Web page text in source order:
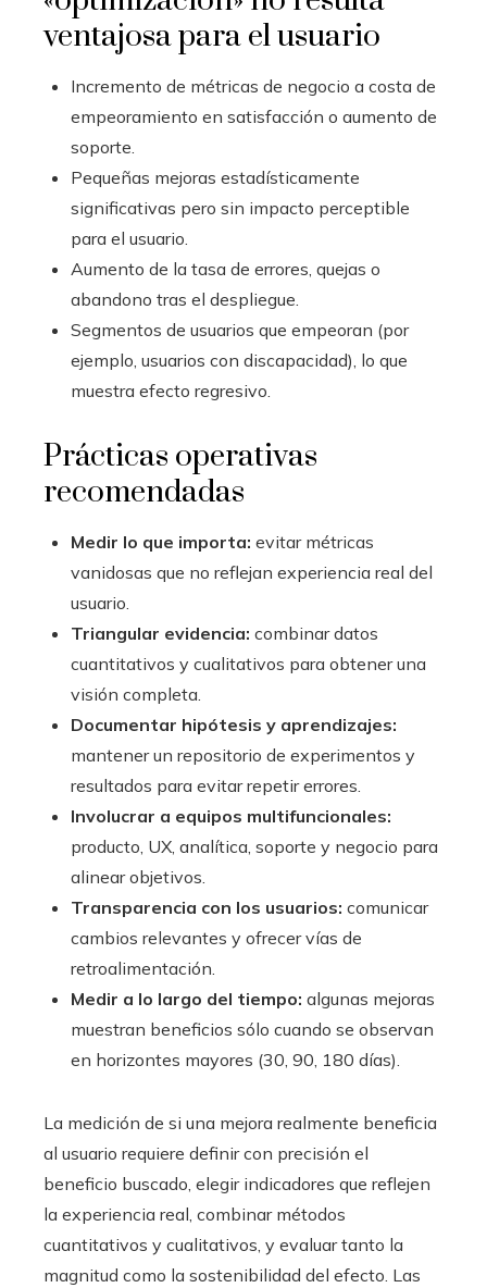
ventajosa para el usuario
Incremento de métricas de negocio a costa de
empeoramiento en satisfacción o aumento de
soporte.
Pequeñas mejoras estadísticamente
significativas pero sin impacto perceptible
para el usuario.
Aumento de la tasa de errores, quejas o
abandono tras el despliegue.
Segmentos de usuarios que empeoran (por
ejemplo, usuarios con discapacidad), lo que
muestra efecto regresivo.
Prácticas operativas
recomendadas
Medir lo que importa: evitar métricas
vanidosas que no reflejan experiencia real del
usuario.
Triangular evidencia: combinar datos
cuantitativos y cualitativos para obtener una
visión completa.
Documentar hipótesis y aprendizajes:
mantener un repositorio de experimentos y
resultados para evitar repetir errores.
Involucrar a equipos multifuncionales:
producto, UX, analítica, soporte y negocio para
alinear objetivos.
Transparencia con los usuarios: comunicar
cambios relevantes y ofrecer vías de
retroalimentación.
Medir a lo largo del tiempo: algunas mejoras
muestran beneficios sólo cuando se observan
en horizontes mayores (30, 90, 180 días).
La medición de si una mejora realmente beneficia
al usuario requiere definir con precisión el
beneficio buscado, elegir indicadores que reflejen
la experiencia real, combinar métodos
cuantitativos y cualitativos, y evaluar tanto la
magnitud como la sostenibilidad del efecto. Las